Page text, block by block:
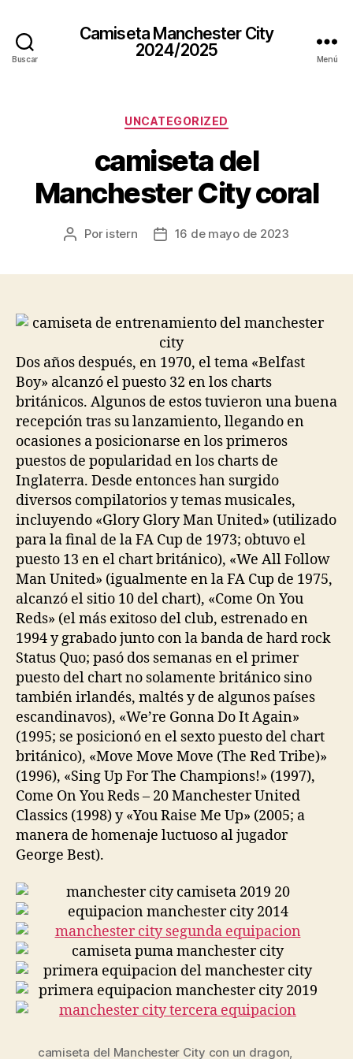
Buscar
Camiseta Manchester City
2024/2025
Menú
Categorías
UNCATEGORIZED
camiseta del
Manchester City coral
Autor
Por istern
Fecha16 de mayo de 2023
Dos años después, en 1970, el tema «Belfast
Boy» alcanzó el puesto 32 en los charts
británicos. Algunos de estos tuvieron una buena
recepción tras su lanzamiento, llegando en
ocasiones a posicionarse en los primeros
puestos de popularidad en los charts de
Inglaterra. Desde entonces han surgido
diversos compilatorios y temas musicales,
incluyendo «Glory Glory Man United» (utilizado
para la final de la FA Cup de 1973; obtuvo el
puesto 13 en el chart británico), «We All Follow
Man United» (igualmente en la FA Cup de 1975,
alcanzó el sitio 10 del chart), «Come On You
Reds» (el más exitoso del club, estrenado en
1994 y grabado junto con la banda de hard rock
Status Quo; pasó dos semanas en el primer
puesto del chart no solamente británico sino
también irlandés, maltés y de algunos países
escandinavos), «We’re Gonna Do It Again»
(1995; se posicionó en el sexto puesto del chart
británico), «Move Move Move (The Red Tribe)»
(1996), «Sing Up For The Champions!» (1997),
Come On You Reds – 20 Manchester United
Classics (1998) y «You Raise Me Up» (2005; a
manera de homenaje luctuoso al jugador
George Best).
camiseta del Manchester City con un dragon,